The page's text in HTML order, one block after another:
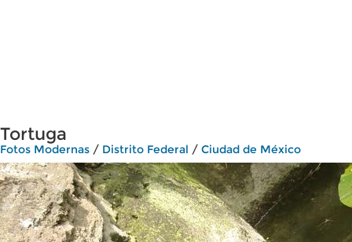
Tortuga
Fotos Modernas / Distrito Federal / Ciudad de México